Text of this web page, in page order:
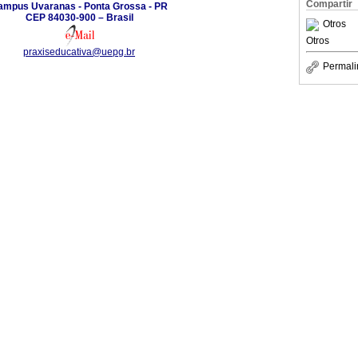
Compartir
Otros
Otros
Uvaranas - Ponta Grossa - PR
CEP 84030-900 – Brasil
praxiseducativa@uepg.br